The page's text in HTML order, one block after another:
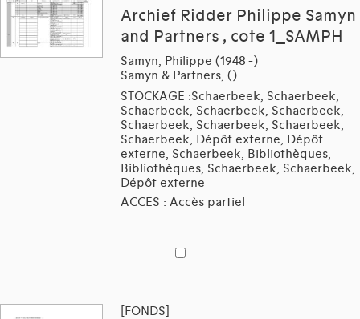
Archief Ridder Philippe Samyn
and Partners , cote 1_SAMPH
Samyn, Philippe (1948 -)
Samyn & Partners, ()
STOCKAGE :Schaerbeek, Schaerbeek,
Schaerbeek, Schaerbeek, Schaerbeek,
Schaerbeek, Schaerbeek, Schaerbeek,
Schaerbeek, Dépôt externe, Dépôt
externe, Schaerbeek, Bibliothèques,
Bibliothèques, Schaerbeek, Schaerbeek,
Dépôt externe
ACCES : Accès partiel
[FONDS]